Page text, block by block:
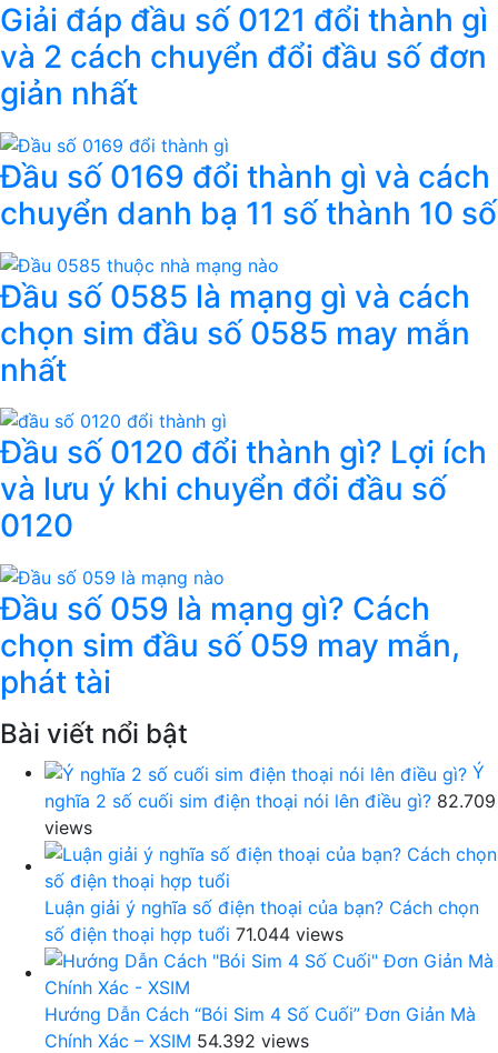
Giải đáp đầu số 0121 đổi thành gì
và 2 cách chuyển đổi đầu số đơn
giản nhất
Đầu số 0169 đổi thành gì và cách
chuyển danh bạ 11 số thành 10 số
Đầu số 0585 là mạng gì và cách
chọn sim đầu số 0585 may mắn
nhất
Đầu số 0120 đổi thành gì? Lợi ích
và lưu ý khi chuyển đổi đầu số
0120
Đầu số 059 là mạng gì? Cách
chọn sim đầu số 059 may mắn,
phát tài
Bài viết nổi bật
Ý
nghĩa 2 số cuối sim điện thoại nói lên điều gì? 82.709
views
Luận giải ý nghĩa số điện thoại của bạn? Cách chọn
số điện thoại hợp tuổi 71.044 views
Hướng Dẫn Cách “Bói Sim 4 Số Cuối” Đơn Giản Mà
Chính Xác – XSIM 54.392 views